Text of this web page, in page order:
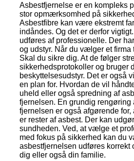
Asbestfjernelse er en kompleks
stor opmærksomhed på
Asbestfibre kan være ekstremt
indåndes. Og det er derfor
udføres af professionelle. Der
og udstyr. Når du vælger et firma
Skal du sikre dig. At de følger
sikkerhedsprotokoller og bruger
beskyttelsesudstyr. Det er også
en plan for. Hvordan de vil
uheld eller også spredning af
fjernelsen. En grundig rengøring
fjernelsen er også afgørende for,
er rester af asbest. Der kan
sundheden. Ved, at vælge et
med fokus på sikkerhed kan du
asbestfjernelsen udføres korrekt
dig eller også din familie.